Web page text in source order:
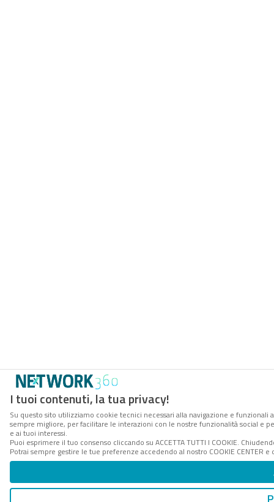
I tuoi contenuti, la tua privacy!
Su questo sito utilizziamo cookie tecnici necessari alla navigazione e
sempre migliore, per facilitare le interazioni con le nostre funzionalità social e
e ai tuoi interessi.
Puoi esprimere il tuo consenso cliccando su ACCETTA TUTTI I COOKIE.
Potrai sempre gestire le tue preferenze accedendo al nostro COOKIE